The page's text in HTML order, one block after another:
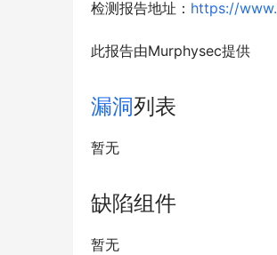
检测报告地址： https://
此报告由Murphysec提供
漏洞列表
暂无
缺陷组件
暂无